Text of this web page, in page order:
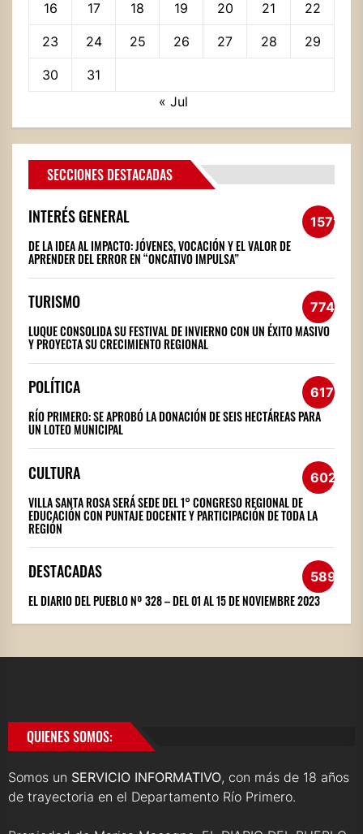
16 17 18 19 20 21 22
23 24 25 26 27 28 29
30
31
« Jul
SECCIONES DESTACADAS
INTERÉS GENERAL 1572
DE LA IDEA AL IMPACTO: JÓVENES, VOCACIÓN Y EL VALOR DE
APRENDER DEL ERROR EN “ONCATIVO IMPULSA”
TURISMO 774
LUQUE CONSOLIDA SU FESTIVAL DE INVIERNO CON UN ÉXITO MASIVO
Y PROYECTA SU CRECIMIENTO REGIONAL
POLÍTICA 617
RÍO PRIMERO: SE APROBÓ LA DONACIÓN DE SEIS HECTÁREAS PARA
UN LOTEO MUNICIPAL
CULTURA 602
VILLA SANTA ROSA SERÁ SEDE DEL 1° CONGRESO REGIONAL DE
EDUCACIÓN CON PUNTAJE DOCENTE Y PARTICIPACIÓN DE TODA LA
REGIÓN
DESTACADAS 589
EL DIARIO DEL PUEBLO Nº 328 – DEL 01 AL 15 DE NOVIEMBRE 2023
QUIENES SOMOS:
Somos un SERVICIO INFORMATIVO, con más de 18 años
de trayectoria en el Departamento Río Primero.